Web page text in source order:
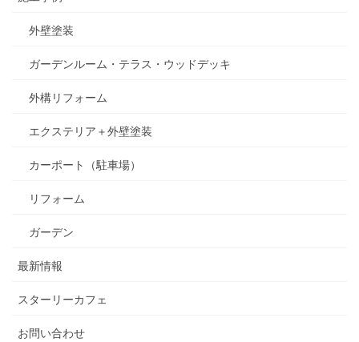
外壁塗装
ガーデンルーム・テラス・ウッドデッキ
外構リフォーム
エクステリア＋外壁塗装
カーポート（駐車場）
リフォーム
ガーデン
最新情報
スターリーカフェ
お問い合わせ